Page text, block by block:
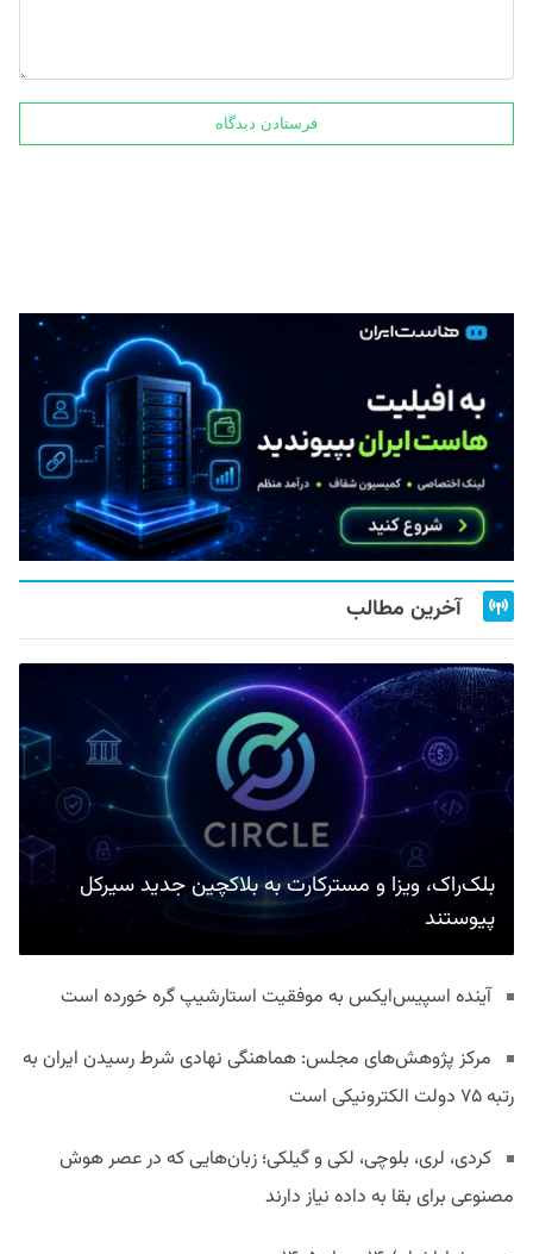
آخرین مطالب
بلک‌راک، ویزا و مسترکارت به بلاکچین جدید سیرکل
پیوستند
آینده اسپیس‌ایکس به موفقیت استارشیپ گره خورده است
مرکز پژوهش‌های مجلس: هماهنگی نهادی شرط رسیدن ایران به
رتبه ۷۵ دولت الکترونیکی است
کردی، لری، بلوچی، لکی و گیلکی؛ زبان‌هایی که در عصر هوش
مصنوعی برای بقا به داده نیاز دارند